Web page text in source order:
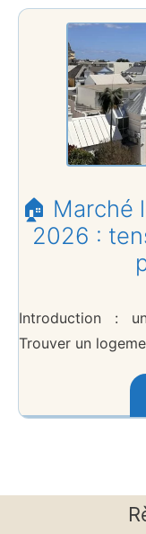
🏠 Marché
2026 :
Introduction :
Trouver un